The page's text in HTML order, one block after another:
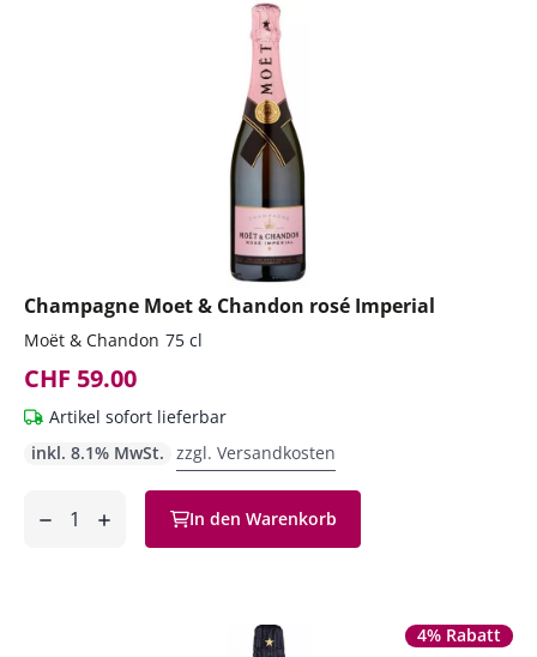
Champagne Moet & Chandon rosé Imperial
Moët & Chandon 75 cl
CHF 59.00
Artikel sofort lieferbar
inkl. 8.1% MwSt. zzgl. Versandkosten
hinzufügen
In den Warenkorb
4% Rabatt